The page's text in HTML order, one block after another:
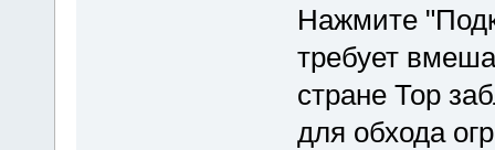
Нажмите
требует
стране Тор
для обхода